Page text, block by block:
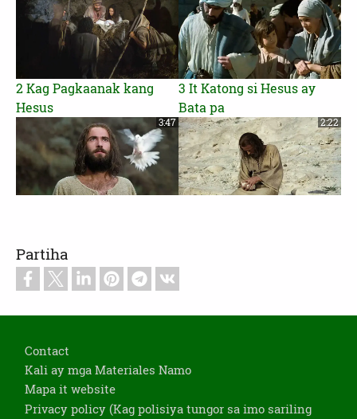
2 Kag Pagkaanak kang
Hesus
3 It Katong si Hesus ay
Bata pa
3:47 2:22
6 Gingbabantala ni Hesus
kag Katuparan it mga
Sagradong Kasuyatan
Ingtatawag nak Parabula,
ag Usang Manugsukot it
Partiha
Contact
Kali ay mga Materiales Namo
Mapa it website
Privacy policy (Kag polisiya tungor sa imo sariling